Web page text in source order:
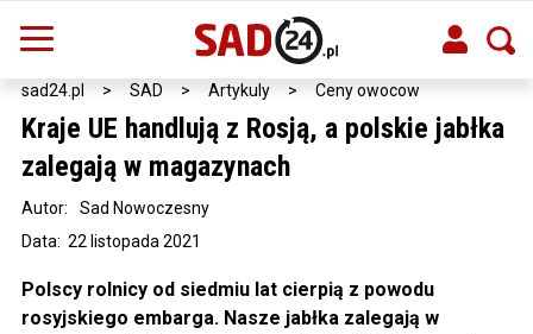
sad24.pl > SAD > Artykuly > Ceny owocow
Kraje UE handlują z Rosją, a polskie jabłka
zalegają w magazynach
Data: 22 listopada 2021
Autor: Sad Nowoczesny
Polscy rolnicy od siedmiu lat cierpią z powodu
rosyjskiego embarga. Nasze jabłka zalegają w